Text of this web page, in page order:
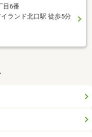
目6番
ランド北口駅 徒歩5分